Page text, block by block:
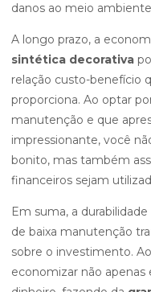
danos ao meio ambiente
A longo prazo, a
sintética decorativa
relação custo-benefício
proporciona. Ao optar
manutenção e que
impressionante, você
bonito, mas também
financeiros sejam
Em suma, a
de baixa manutenção
sobre o investimento.
economizar não